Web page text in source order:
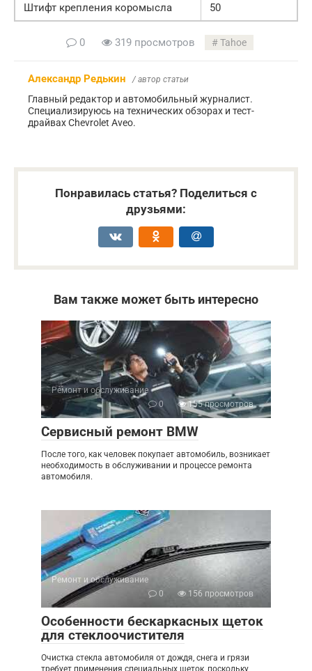
Штифт крепления коромысла 50
0 319 просмотров Tahoe
Александр Редькин / автор статьи
Главный редактор и автомобильный журналист.
Специализируюсь на технических обзорах и тест-
драйвах Chevrolet Aveo.
Понравилась статья? Поделиться с
друзьями:
Вам также может быть интересно
Ремонт и обслуживание
0
155 просмотров
Сервисный ремонт BMW
После того, как человек покупает автомобиль, возникает
необходимость в обслуживании и процессе ремонта
автомобиля.
Ремонт и обслуживание
0
156 просмотров
Особенности бескаркасных щеток
для стеклоочистителя
Очистка стекла автомобиля от дождя, снега и грязи
требует применения специальных щеток, поскольку